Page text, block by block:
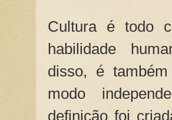
Cultura é todo
habilidade
disso, é
modo
definição foi